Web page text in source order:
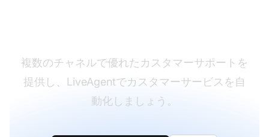
複数のチャネルで優れたカスタマーサポートを
提供し、LiveAgentでカスタマーサービスを自
動化しましょう。